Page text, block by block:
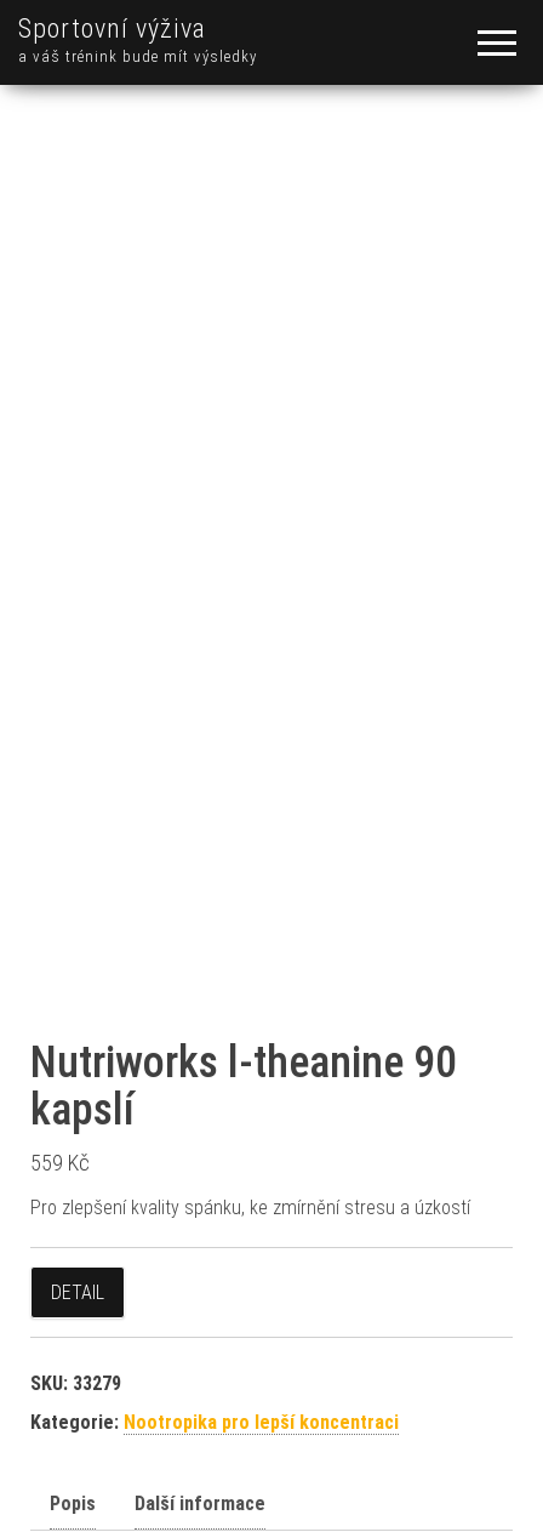
Sportovní výživa
a váš trénink bude mít výsledky
Nutriworks l-theanine 90
kapslí
559 Kč
Pro zlepšení kvality spánku, ke zmírnění stresu a úzkostí
DETAIL
SKU: 33279
Kategorie: Nootropika pro lepší koncentraci
Popis Další informace